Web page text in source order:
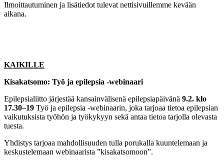
Ilmoittautuminen ja lisätiedot tulevat nettisivuillemme kevään
aikana.
KAIKILLE
Kisakatsomo: Työ ja epilepsia -webinaari
Epilepsialiitto järjestää kansainvälisenä epilepsiapäivänä 9.2. klo
17.30–19 Työ ja epilepsia -webinaarin, joka tarjoaa tietoa epilepsian
vaikutuksista työhön ja työkykyyn sekä antaa tietoa tarjolla olevasta
tuesta.
Yhdistys tarjoaa mahdollisuuden tulla porukalla kuuntelemaan ja
keskustelemaan webinaarista ”kisakatsomoon”.